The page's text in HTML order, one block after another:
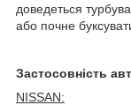
доведеться
або почне
Застосовність
NISSAN: